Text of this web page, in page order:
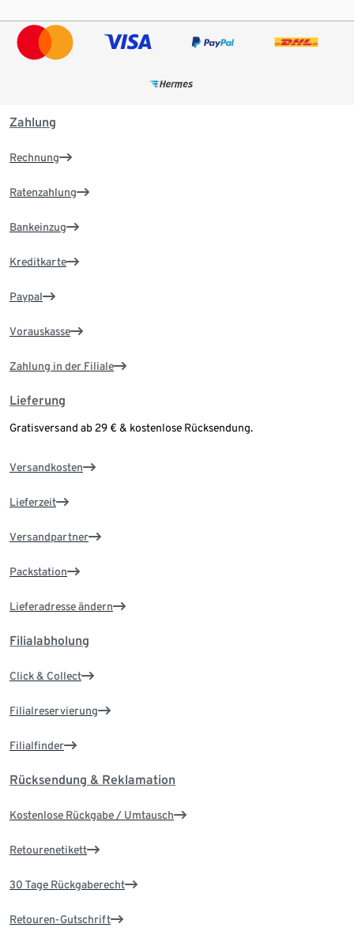
Zahlung
Rechnung
Ratenzahlung
Bankeinzug
Kreditkarte
Paypal
Vorauskasse
Zahlung in der Filiale
Lieferung
Gratisversand ab 29 € & kostenlose Rücksendung.
Versandkosten
Lieferzeit
Versandpartner
Packstation
Lieferadresse ändern
Filialabholung
Click & Collect
Filialreservierung
Filialfinder
Rücksendung & Reklamation
Kostenlose Rückgabe / Umtausch
Retourenetikett
30 Tage Rückgaberecht
Retouren-Gutschrift